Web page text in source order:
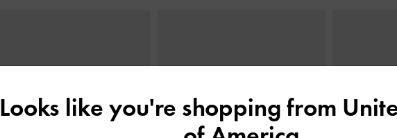
Looks like you're shopping from